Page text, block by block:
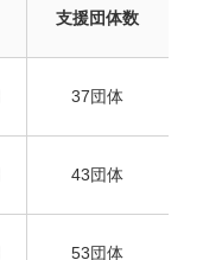
支援団体数
37団体
43団体
53団体